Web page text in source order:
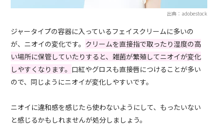
出典：adobestock
ジャータイプの容器に入っているフェイスクリームに多いの
が、ニオイの変化です。 クリームを直接指で取ったり湿度の高
い場所に保管していたりすると、雑菌が繁殖してニオイが変化
しやすくなります。 口紅やグロスも直接唇につけることが多い
ので、同じようにニオイが変化しやすいです。
ニオイに違和感を感じたら使わないようにして、もったいない
と感じるかもしれませんが処分しましょう。